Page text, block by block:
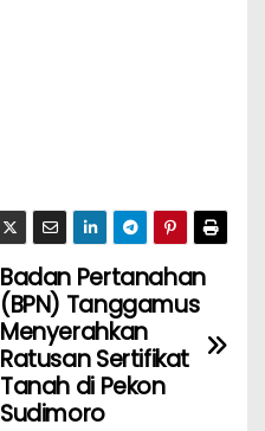
Badan Pertanahan
(BPN) Tanggamus
Menyerahkan
Ratusan Sertifikat
Tanah di Pekon
Sudimoro